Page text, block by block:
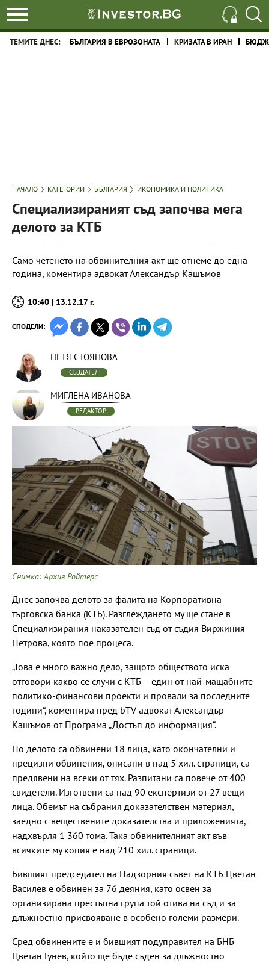
ТЕМИТЕ ДНЕС: БЪЛГАРИЯ В ЕВРОЗОНАТА КРИЗАТА В ИРАН
НАЧАЛО КАТЕГОРИИ БЪЛГАРИЯ ИКОНОМИКА И ПОЛИТИКА
Специализираният съд започва мега
делото за КТБ
Само четенето на обвинителния акт ще отнеме до една
година, коментира адвокат Александър Кашъмов
10:40 | 13.12.17 г.
СПОДЕЛИ:
ПЕТЯ СТОЯНОВА
СЪЗДАТЕЛ
МИГЛЕНА ИВАНОВА
РЕДАКТОР
Снимка: Архив Ройтерс
Днес започва делото за фалита на Корпоративна
търговска банка (KТБ). Разглеждането му ще стане в
Специализирания наказателен съд от съдия Виржиния
Петрова, която пое процеса.
„Това е много важно дело, защото обществото иска
отговори какво се случи с КТБ – един от най-мащабните
политико-финансови проекти и провали за последните
години“, коментира пред bTV адвокат Александър
Кашъмов от Програма „Достъп до информация“.
По делото са обвинени 18 лица, като окончателни и
прецизни обвинения, описани в над 5 хил. страници, са
предявени на всеки от тях. Разпитани са повече от 400
свидетели. Изготвени са над 90 експертизи от 27 вещи
лица. Обемът на събрания доказателствен материал,
заедно с веществените доказателства и приложенията,
надхвърля 1 360 тома. Така обвинителният акт във
всичките му копия е над 210 хил. страници.
Бившият председател на Надзорния съвет на КТБ Цветан
Василев е обвинен за 76 деяния, като освен за
организирана престъпна група той отива на съд и за
длъжностно присвояване в особено големи размери.
Сред обвинените е и бившият подуправител на БНБ
Цветан Гунев, който ще бъде съден за длъжностно